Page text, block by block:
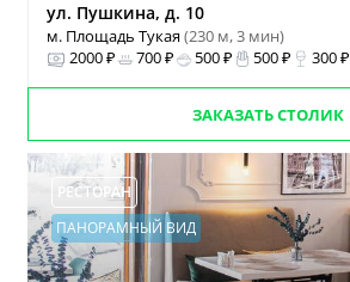
ул. Пушкина, д. 10
м. Площадь Тукая(230 м, 3 мин)
2000 ₽
700 ₽ 500 ₽ 500 ₽ 300 ₽
ЗАКАЗАТЬ СТОЛИК
РЕСТОРАН
ПАНОРАМНЫЙ ВИД